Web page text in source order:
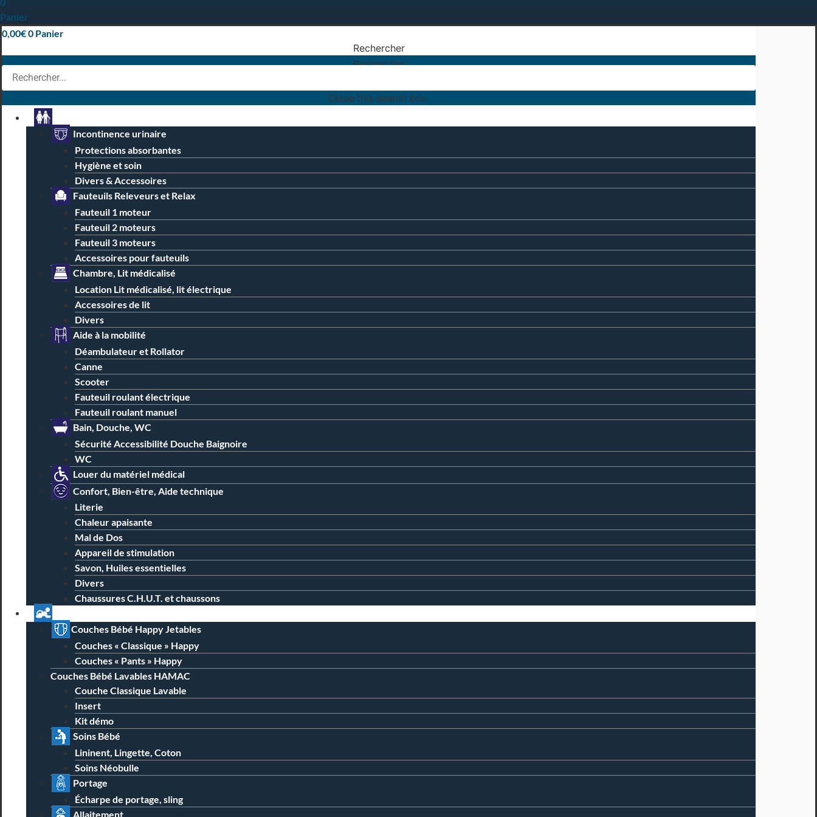
Panier
0,00€0 Panier
Rechercher
Rechercher
Close this search box.
Incontinence urinaire
Protections absorbantes
Hygiène et soin
Divers & Accessoires
Fauteuils Releveurs et Relax
Fauteuil 1 moteur
Fauteuil 2 moteurs
Fauteuil 3 moteurs
Accessoires pour fauteuils
Chambre, Lit médicalisé
Location Lit médicalisé, lit électrique
Accessoires de lit
Divers
Aide à la mobilité
Déambulateur et Rollator
Canne
Scooter
Fauteuil roulant électrique
Fauteuil roulant manuel
Bain, Douche, WC
Sécurité Accessibilité Douche Baignoire
WC
Louer du matériel médical
Confort, Bien-être, Aide technique
Literie
Chaleur apaisante
Mal de Dos
Appareil de stimulation
Savon, Huiles essentielles
Divers
Chaussures C.H.U.T. et chaussons
Couches Bébé Happy Jetables
Couches « Classique » Happy
Couches « Pants » Happy
Couches Bébé Lavables HAMAC
Couche Classique Lavable
Insert
Kit démo
Soins Bébé
Lininent, Lingette, Coton
Soins Néobulle
Portage
Écharpe de portage, sling
Allaitement